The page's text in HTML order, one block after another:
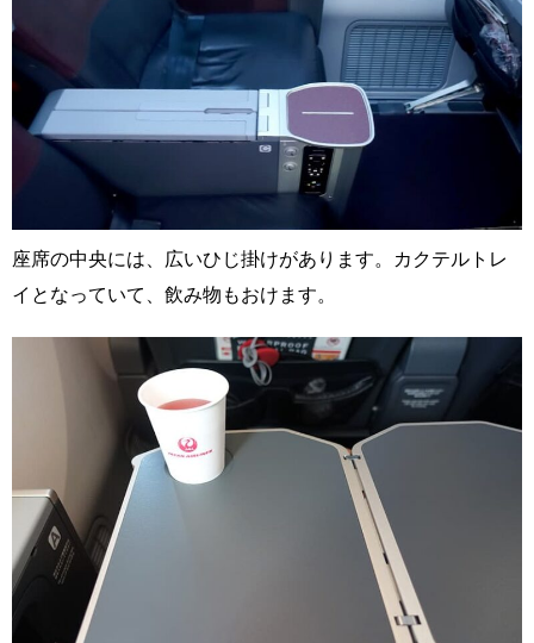
座席の中央には、広いひじ掛けがあります。カクテルトレ
イとなっていて、飲み物もおけます。